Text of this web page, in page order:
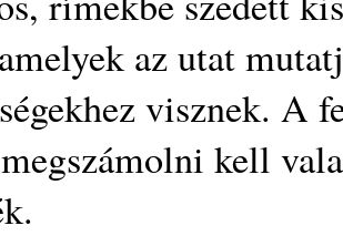
az utat
visznek. A
kell